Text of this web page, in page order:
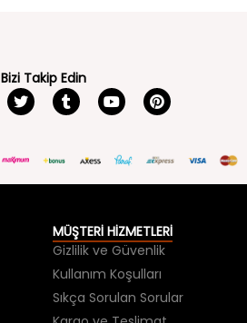
Bizi Takip Edin
MÜŞTERİ HİZMETLERİ
Gizlilik ve Güvenlik
Kullanım Koşulları
Sıkça Sorulan Sorular